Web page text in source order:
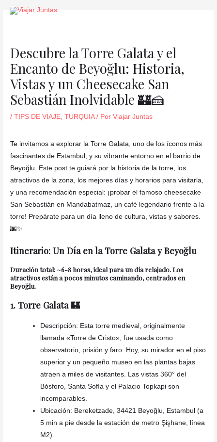
Descubre la Torre Galata y el
Encanto de Beyoğlu: Historia,
Vistas y un Cheesecake San
Sebastián Inolvidable 🏰🍰
/TIPS DE VIAJE,TURQUIA/ PorViajar Juntas
Te invitamos a explorar la Torre Galata, uno de los íconos más
fascinantes de Estambul, y su vibrante entorno en el barrio de
Beyoğlu. Este post te guiará por la historia de la torre, los
atractivos de la zona, los mejores días y horarios para visitarla,
y una recomendación especial: ¡probar el famoso cheesecake
San Sebastián en Mandabatmaz, un café legendario frente a la
torre! Prepárate para un día lleno de cultura, vistas y sabores.
🌆✨
Itinerario: Un Día en la Torre Galata y Beyoğlu
Duración total: ~6-8 horas, ideal para un día relajado. Los
atractivos están a pocos minutos caminando, centrados en
Beyoğlu.
1. Torre Galata 🏰
Descripción: Esta torre medieval, originalmente
llamada «Torre de Cristo», fue usada como
observatorio, prisión y faro. Hoy, su mirador en el piso
superior y un pequeño museo en las plantas bajas
atraen a miles de visitantes. Las vistas 360° del
Bósforo, Santa Sofía y el Palacio Topkapi son
incomparables.
Ubicación: Bereketzade, 34421 Beyoğlu, Estambul (a
5 min a pie desde la estación de metro Şişhane, línea
M2).
Navegación